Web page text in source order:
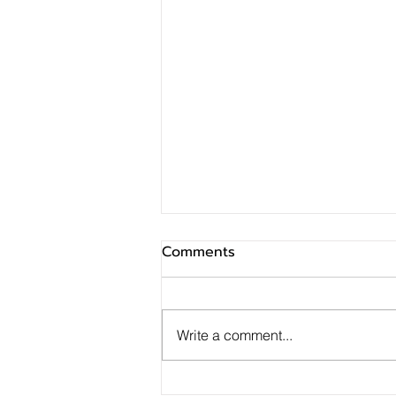
เคทีซีชี้ Pet Economy โตสวน
Comments
Write a comment...